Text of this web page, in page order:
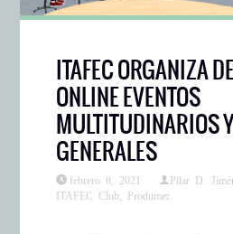
ITAFEC ORGANIZA
ONLINE EVENTOS
MULTITUDINARIOS
GENERALES
febrero 8, 2021 Pilar D.
ITAFEC Club
Produmer